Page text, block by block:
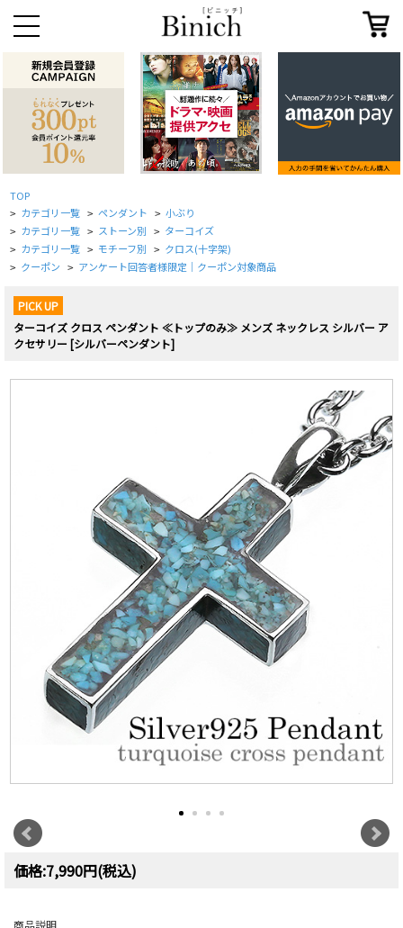
TOP
> カテゴリ一覧 > ペンダント > 小ぶり
> カテゴリ一覧 > ストーン別 > ターコイズ
> カテゴリ一覧 > モチーフ別 > クロス(十字架)
> クーポン > アンケート回答者様限定｜クーポン対象商品
PICK UP
ターコイズ クロス ペンダント ≪トップのみ≫ メンズ ネックレス シルバー ア
クセサリー [シルバーペンダント]
価格:7,990円(税込)
商品説明